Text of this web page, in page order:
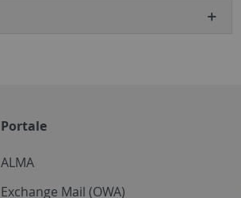
Portale
ALMA
Exchange Mail (OWA)